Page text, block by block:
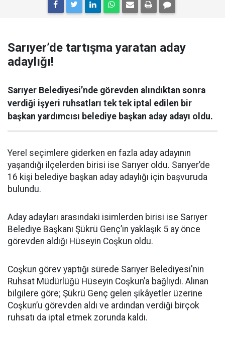
Sarıyer’de tartışma yaratan aday
adaylığı!
Sarıyer Belediyesi’nde görevden alındıktan sonra
verdiği işyeri ruhsatları tek tek iptal edilen bir
başkan yardımcısı belediye başkan aday adayı oldu.
Yerel seçimlere giderken en fazla aday adayının
yaşandığı ilçelerden birisi ise Sarıyer oldu. Sarıyer’de
16 kişi belediye başkan aday adaylığı için başvuruda
bulundu.
Aday adayları arasındaki isimlerden birisi ise Sarıyer
Belediye Başkanı Şükrü Genç’in yaklaşık 5 ay önce
görevden aldığı Hüseyin Coşkun oldu.
Coşkun görev yaptığı sürede Sarıyer Belediyesi'nin
Ruhsat Müdürlüğü Hüseyin Coşkun’a bağlıydı. Alınan
bilgilere göre; Şükrü Genç gelen şikâyetler üzerine
Coşkun’u görevden aldı ve ardından verdiği birçok
ruhsatı da iptal etmek zorunda kaldı.